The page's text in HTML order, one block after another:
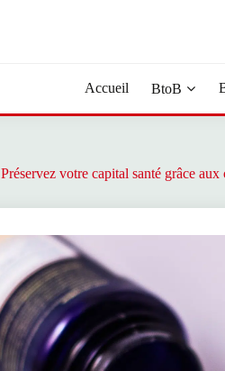
Accueil BtoB
Préservez votre capital santé grâce